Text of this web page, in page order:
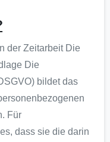
der Zeitarbeit Die
Die
bildet das
Für
dass sie die darin